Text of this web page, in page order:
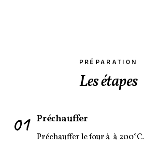
PRÉPARATION
Les étapes
01 Préchauffer
Préchauffer le four à à 200°C.